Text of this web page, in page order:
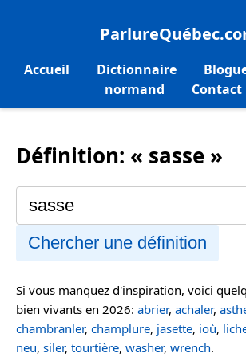
Accueil Dictionnaire
normand
Contact
Définition: « sasse »
Chercher une définition
Si vous manquez d'inspiration, voici
bien vivants en 2026: abrier, achaler,
chambranler, champlure, jasette, ioù,
neu, siler, tourtière, washer, wrench.